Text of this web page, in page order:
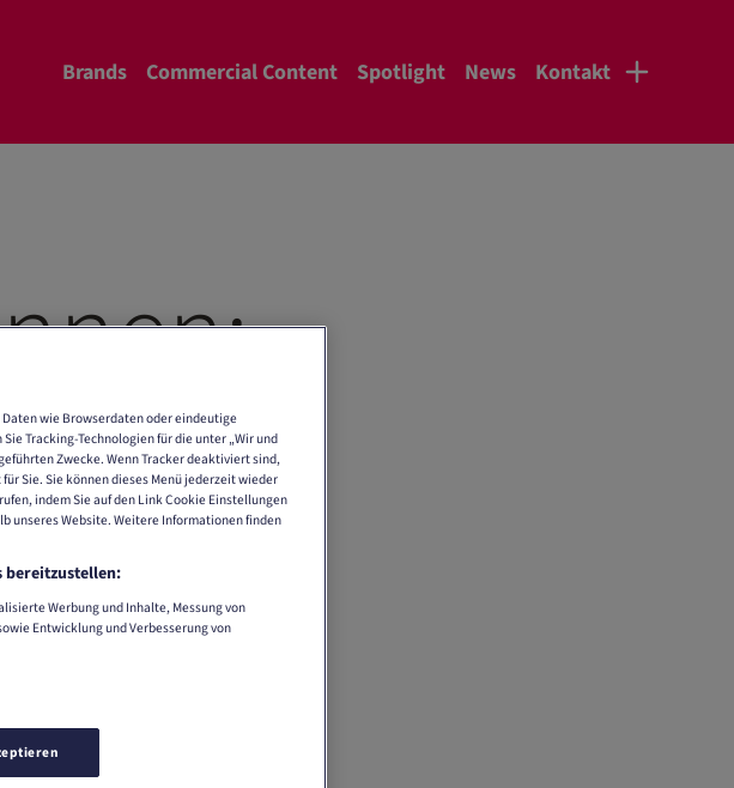
Brands Commercial Content Spotlight News Kontakt
wie Browserdaten oder eindeutige
Tracking-Technologien für die unter „Wir und
Zwecke. Wenn Tracker deaktiviert sind,
Sie. Sie können dieses Menü jederzeit wieder
indem Sie auf den Link Cookie Einstellungen
unseres Website. Weitere Informationen finden
bereitzustellen:
Werbung und Inhalte, Messung von
Entwicklung und Verbesserung von